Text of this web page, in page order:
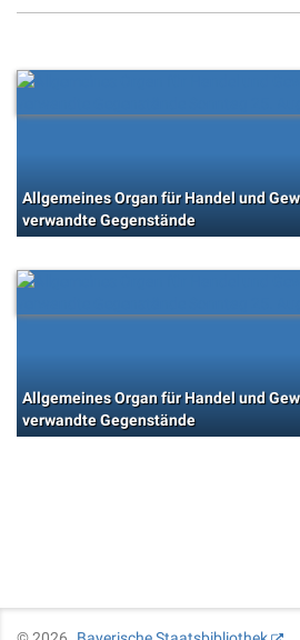
Allgemeines Organ für Handel und
verwandte Gegenstände
Allgemeines Organ für Handel und
verwandte Gegenstände